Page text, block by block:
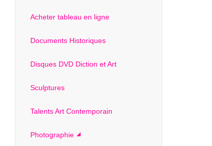
Acheter tableau en ligne
Documents Historiques
Disques DVD Diction et Art
Sculptures
Talents Art Contemporain
Photographie